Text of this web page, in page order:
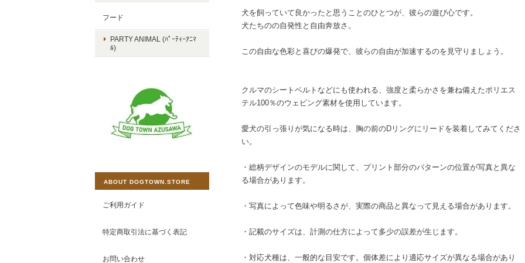
犬を飼っていて良かったと思うことのひとつが、彼らの遊び心です。
犬たちのの自発性と自由奔放さ。
この自由な色彩と喜びの爆発で、彼らの自由が加速するのを見守りましょう。
クルマのシートベルトなどにも使われる、強度と柔らかさを兼ね備えたポリエス
テル100％のウェビング素材を使用しています。
愛犬の引っ張りが気になる時は、胸の前のDリングにリードを装着してみてくださ
い。
・総柄デザインのモデルに関して、プリント部分のパターンの位置が写真と異な
る場合があります。
・写真によって色味や明るさが、実際の商品と異なって見える場合があります。
・記載のサイズは、計測の仕方によって多少の誤差が生じます。
・対応犬種は、一般的な目安です。個体差により適応サイズが異なる場合があり
フード
PARTY ANIMAL (ﾊﾟｰﾃｨｰｱﾆﾏ
ﾙ)
ABOUT DOGTOWN.STORE
ご利用ガイド
特定商取引法に基づく表記
お問い合わせ